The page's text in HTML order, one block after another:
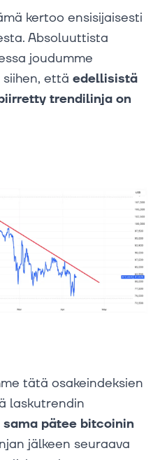
kertoo ensisijaisesti
Absoluuttista
joudumme
että edellisistä
trendilinja on
tätä osakeindeksien
laskutrendin
sama pätee bitcoinin
jälkeen seuraava